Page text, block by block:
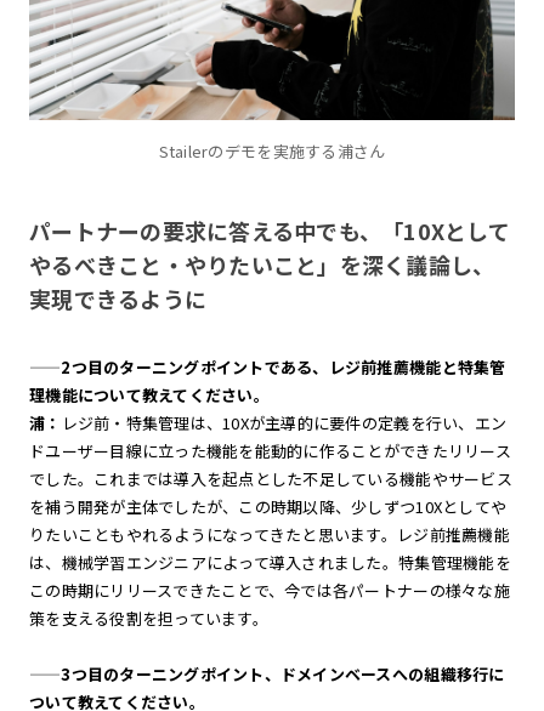
Stailerのデモを実施する浦さん
パートナーの要求に答える中でも、「10Xとして
やるべきこと・やりたいこと」を深く議論し、
実現できるように
——2つ目のターニングポイントである、レジ前推薦機能と特集管
理機能について教えてください。
浦： レジ前・特集管理は、10Xが主導的に要件の定義を行い、エン
ドユーザー目線に立った機能を能動的に作ることができたリリース
でした。これまでは導入を起点とした不足している機能やサービス
を補う開発が主体でしたが、この時期以降、少しずつ10Xとしてや
りたいこともやれるようになってきたと思います。レジ前推薦機能
は、機械学習エンジニアによって導入されました。特集管理機能を
この時期にリリースできたことで、今では各パートナーの様々な施
策を支える役割を担っています。
——3つ目のターニングポイント、ドメインベースへの組織移行に
ついて教えてください。